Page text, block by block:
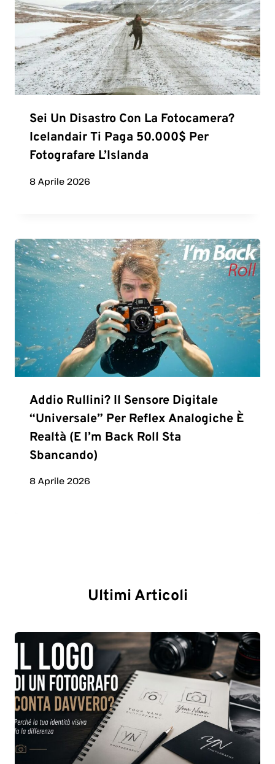
Sei Un Disastro Con La Fotocamera?
Icelandair Ti Paga 50.000$ Per
Fotografare L’Islanda
8 Aprile 2026
Addio Rullini? Il Sensore Digitale
“universale” Per Reflex Analogiche È
Realtà (e I’m Back Roll Sta
Sbancando)
8 Aprile 2026
Ultimi Articoli